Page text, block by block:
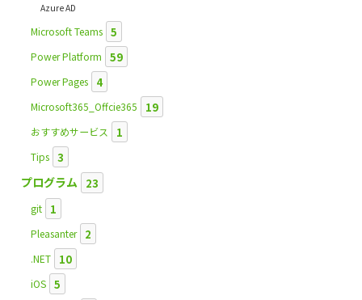
Azure AD
Microsoft Teams 5
Power Platform 59
Power Pages 4
Microsoft365_Offcie365 19
おすすめサービス 1
Tips 3
プログラム 23
git 1
Pleasanter 2
.NET 10
iOS 5